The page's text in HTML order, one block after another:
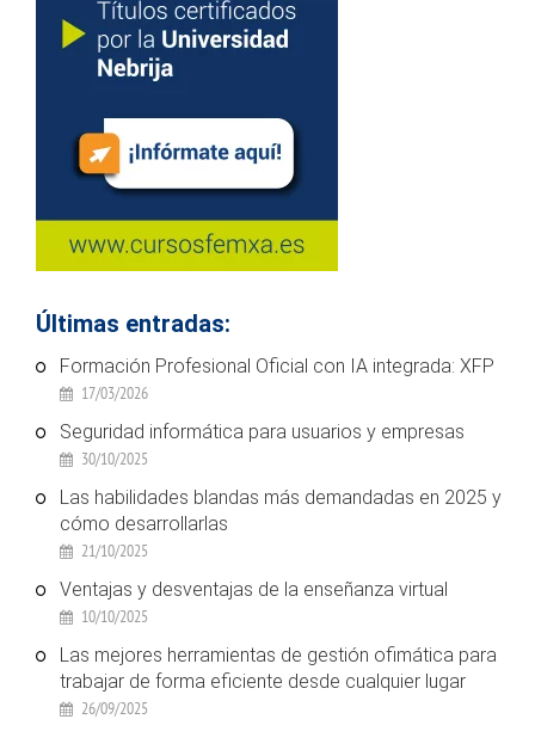
Últimas entradas:
Formación Profesional Oficial con IA integrada: XFP
17/03/2026
Seguridad informática para usuarios y empresas
30/10/2025
Las habilidades blandas más demandadas en 2025 y
cómo desarrollarlas
21/10/2025
Ventajas y desventajas de la enseñanza virtual
10/10/2025
Las mejores herramientas de gestión ofimática para
trabajar de forma eficiente desde cualquier lugar
26/09/2025